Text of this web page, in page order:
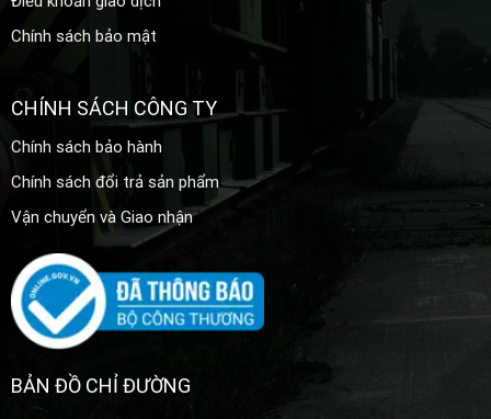
Chính sách bảo mật
CHÍNH SÁCH CÔNG TY
Chính sách bảo hành
Chính sách đổi trả sản phẩm
Vận chuyển và Giao nhận
BẢN ĐỒ CHỈ ĐƯỜNG